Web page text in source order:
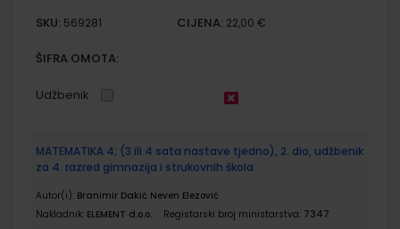
SKU: 569281 CIJENA: 22,00 €
ŠIFRA OMOTA:
Udžbenik
MATEMATIKA 4; (3 ili 4 sata nastave tjedno), 2. dio, udžbenik
za 4. razred gimnazija i strukovnih škola
Autor(i): Branimir Dakić Neven Elezović
Nakladnik: ELEMENT d.o.o. Registarski broj ministarstva: 7347